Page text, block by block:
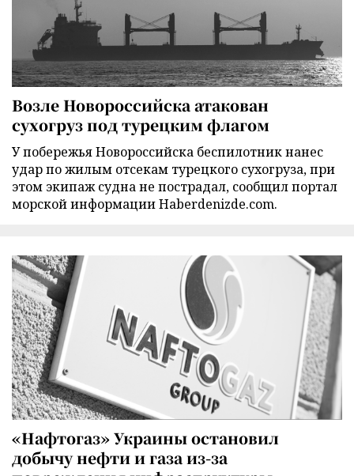
Возле Новороссийска атакован
сухогруз под турецким флагом
У побережья Новороссийска беспилотник нанес
удар по жилым отсекам турецкого сухогруза, при
этом экипаж судна не пострадал, сообщил портал
морской информации Haberdenizde.com.
«Нафтогаз» Украины остановил
добычу нефти и газа из-за